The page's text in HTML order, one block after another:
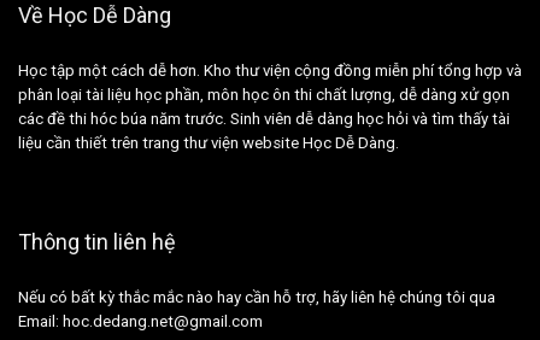
Về Học Dễ Dàng
Học tập một cách dễ hơn. Kho thư viện cộng đồng miễn phí tổng hợp và
phân loại tài liệu học phần, môn học ôn thi chất lượng, dễ dàng xử gọn
các đề thi hóc búa năm trước. Sinh viên dễ dàng học hỏi và tìm thấy tài
liệu cần thiết trên trang thư viện website Học Dễ Dàng.
Thông tin liên hệ
Nếu có bất kỳ thắc mắc nào hay cần hỗ trợ, hãy liên hệ chúng tôi qua
Email: hoc.dedang.net@gmail.com